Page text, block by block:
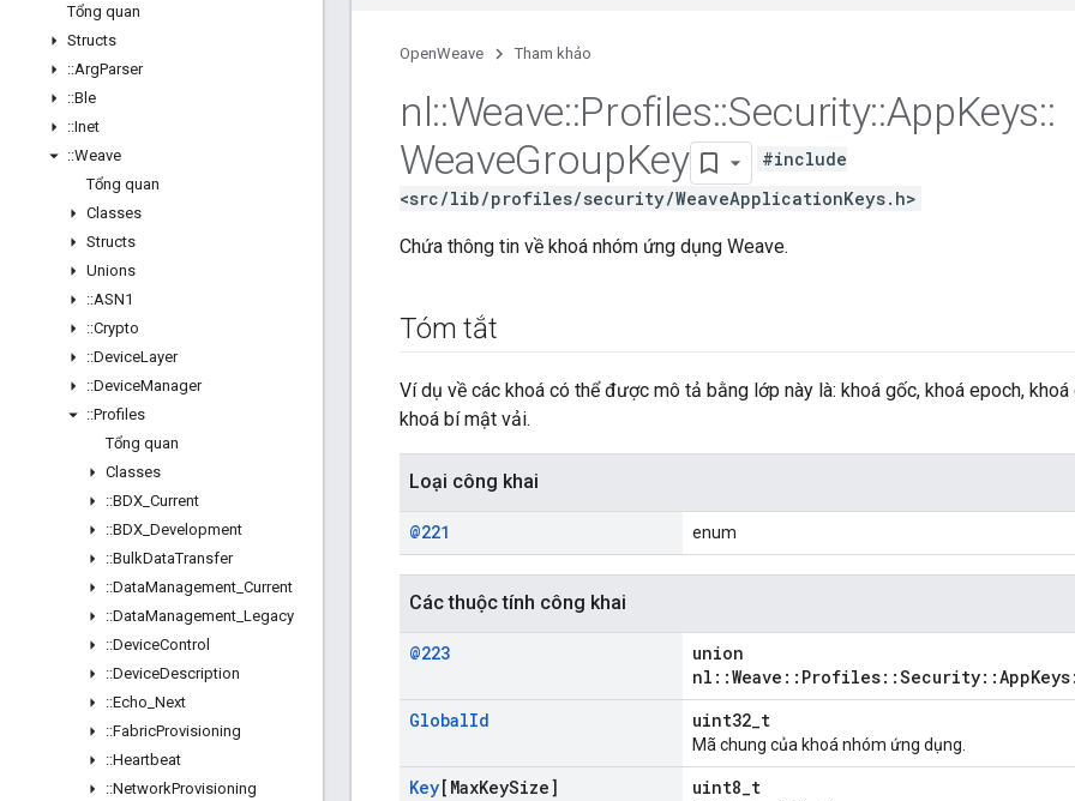
Tổng quan
Structs
::ArgParser
::Ble
::Inet
::Weave
Tổng quan
Classes
Structs
Unions
::ASN1
::Crypto
::DeviceLayer
::DeviceManager
::Profiles
Tổng quan
Classes
::BDX Current
::BDX Development
::BulkDataTransfer
::DataManagement Current
::DataManagement Legacy
::DeviceControl
::DeviceDescription
::Echo Next
::FabricProvisioning
::Heartbeat
::NetworkProvisioning
OpenWeave Tham khảo
nl::Weave::Profiles::Security::AppKeys::
WeaveGroupKey
#include
<src/lib/profiles/security/WeaveApplicationKeys.h>
Chứa thông tin về khoá nhóm ứng dụng Weave.
Tóm tắt
Ví dụ về các khoá có thể được mô tả bằng lớp này là: khoá gốc, khoá epoch, khoá
khoá bí mật vải.
Loại công khai
@221 enum
Các thuộc tính công khai
@223
union
GlobalId uint32_t
Mã chung của khoá nhóm ứng dụng.
Key[MaxKeySize] uint8_t